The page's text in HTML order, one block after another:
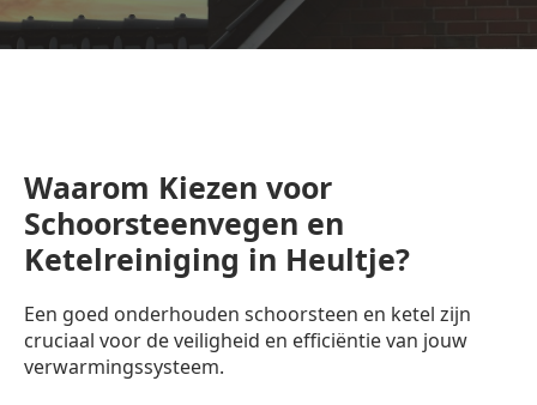
Waarom Kiezen voor
Schoorsteenvegen en
Ketelreiniging in Heultje?
Een goed onderhouden schoorsteen en ketel zijn
cruciaal voor de veiligheid en efficiëntie van jouw
verwarmingssysteem.